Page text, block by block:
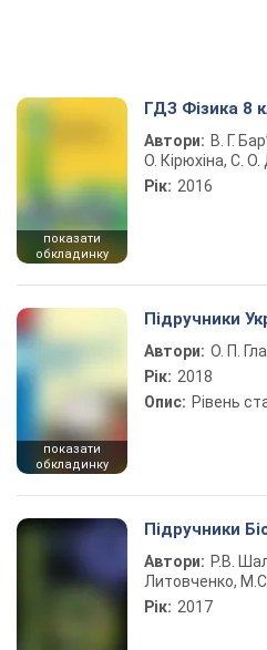
показати
обкладинку
ГДЗ Фізика 8
Автори: В. Г.
О. Кірюхіна, С.
Рік: 2016
показати
обкладинку
Підручники
Автори: О. П.
Рік: 2018
Опис: Рівень
Підручники
Автори: Р.В.
Литовченко,
Рік: 2017